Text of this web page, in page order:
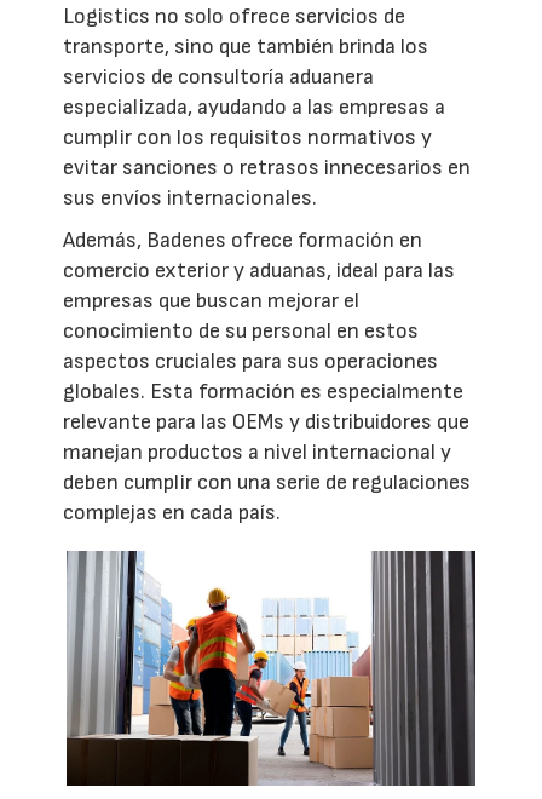
Logistics no solo ofrece servicios de
transporte, sino que también brinda los
servicios de consultoría aduanera
especializada, ayudando a las empresas a
cumplir con los requisitos normativos y
evitar sanciones o retrasos innecesarios en
sus envíos internacionales.
Además, Badenes ofrece formación en
comercio exterior y aduanas, ideal para las
empresas que buscan mejorar el
conocimiento de su personal en estos
aspectos cruciales para sus operaciones
globales. Esta formación es especialmente
relevante para las OEMs y distribuidores que
manejan productos a nivel internacional y
deben cumplir con una serie de regulaciones
complejas en cada país.